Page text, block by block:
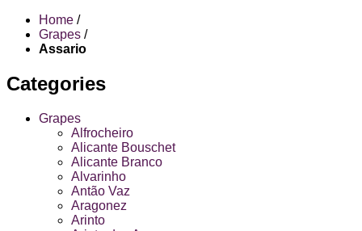
Home /
Grapes /
Assario
Categories
Grapes
Alfrocheiro
Alicante Bouschet
Alicante Branco
Alvarinho
Antão Vaz
Aragonez
Arinto